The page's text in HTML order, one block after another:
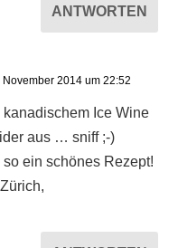
ANTWORTEN
November 2014 um 22:52
kanadischem Ice Wine
aus … sniff ;-)
ein schönes Rezept!